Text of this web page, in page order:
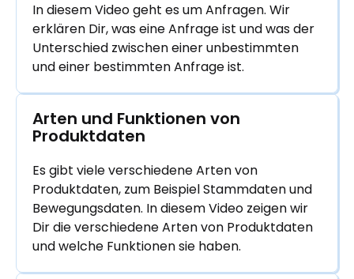
In diesem Video geht es um Anfragen. Wir
erklären Dir, was eine Anfrage ist und was der
Unterschied zwischen einer unbestimmten
und einer bestimmten Anfrage ist.
Arten und Funktionen von
Produktdaten
Es gibt viele verschiedene Arten von
Produktdaten, zum Beispiel Stammdaten und
Bewegungsdaten. In diesem Video zeigen wir
Dir die verschiedene Arten von Produktdaten
und welche Funktionen sie haben.